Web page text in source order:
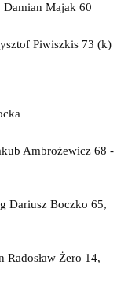
Damian Majak 60
Piwiszkis 73 (k)
Ambrożewicz 68 -
Dariusz Boczko 65,
Radosław Żero 14,